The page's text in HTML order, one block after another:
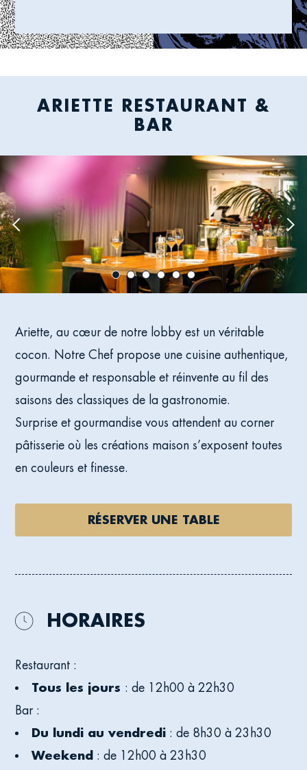
ARIETTE RESTAURANT &
BAR
Previous
image
Ariette, au cœur de notre lobby est un véritable
cocon. Notre Chef propose une cuisine authentique,
gourmande et responsable et réinvente au fil des
saisons des classiques de la gastronomie.
Surprise et gourmandise vous attendent au corner
pâtisserie où les créations maison s’exposent toutes
en couleurs et finesse.
RÉSERVER UNE TABLE
OPENING
HOURS
HORAIRES
Restaurant :
Tous les jours : de 12h00 à 22h30
Bar :
Du lundi au vendredi : de 8h30 à 23h30
Weekend : de 12h00 à 23h30